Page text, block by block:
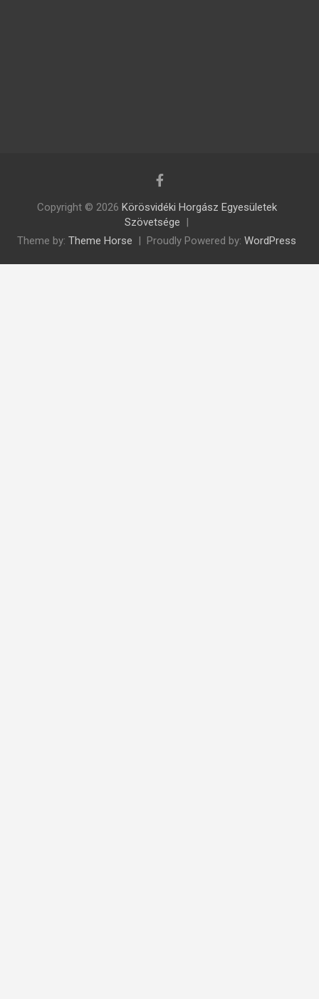
Copyright © 2026 Körösvidéki Horgász Egyesületek
Szövetsége
Theme by: Theme Horse Proudly Powered by: WordPress